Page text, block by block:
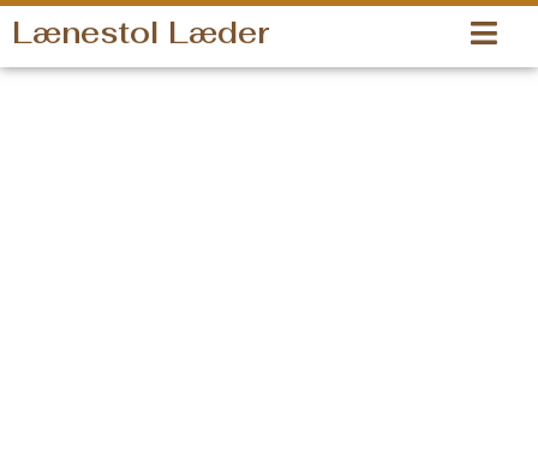
Gå
indholdet
Lænestol Læder